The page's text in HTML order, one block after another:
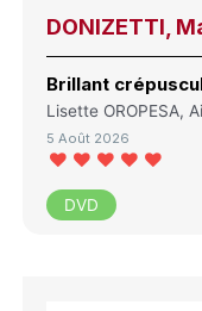
DONIZETTI,
Brillant
Lisette OROPESA,
5 Août 2026
DVD